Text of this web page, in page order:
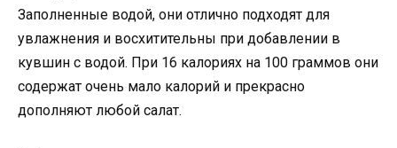
Заполненные водой, они отлично подходят для
увлажнения и восхитительны при добавлении в
кувшин с водой. При 16 калориях на 100 граммов они
содержат очень мало калорий и прекрасно
дополняют любой салат.